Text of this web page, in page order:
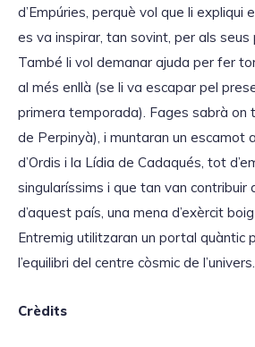
EMBED
d’Empúries, perquè vol que li expliqui
es va inspirar, tan sovint, per als seus
També li vol demanar ajuda per fer
al més enllà (se li va escapar pel
primera temporada). Fages sabrà on
de Perpinyà), i muntaran un escamot
d’Ordis i la Lídia de Cadaqués, tot
singularíssims i que tan van contribuir
d’aquest país, una mena d’exèrcit
Entremig utilitzaran un portal quàntic
l’equilibri del centre còsmic de l’univers.
Crèdits